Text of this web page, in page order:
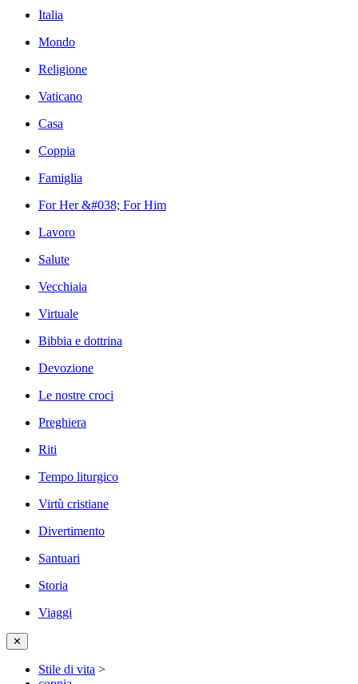
Italia
Mondo
Religione
Vaticano
Casa
Coppia
Famiglia
For Her &#038; For Him
Lavoro
Salute
Vecchiaia
Virtuale
Bibbia e dottrina
Devozione
Le nostre croci
Preghiera
Riti
Tempo liturgico
Virtù cristiane
Divertimento
Santuari
Storia
Viaggi
✕
Stile di vita >